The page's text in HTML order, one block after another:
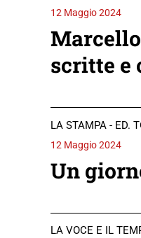
12 Maggio 2024
scritte e
LA STAMPA - ED.
12 Maggio 2024
Un
LA VOCE E IL